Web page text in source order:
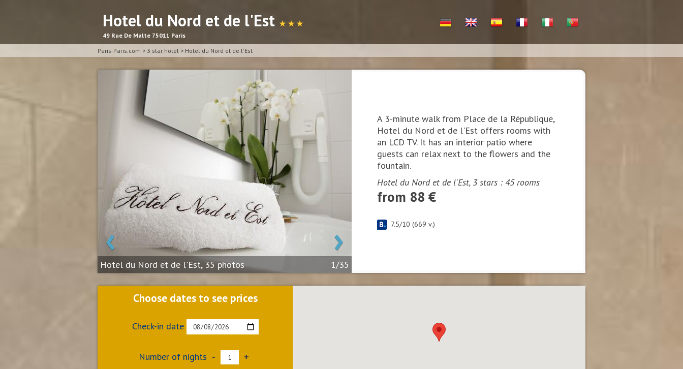
Hotel du Nord et de l'Est ★ ★ ★
49 Rue De Malte 75011 Paris
Paris-Paris.com > 3 star hotel > Hotel du Nord et de l'Est
‹ ›
Hotel du Nord et de l'Est, 35 photos 1/35
A 3-minute walk from Place de la République,
Hotel du Nord et de l'Est offers rooms with
an LCD TV. It has an interior patio where
guests can relax next to the flowers and the
fountain.
Hotel du Nord et de l'Est, 3 stars : 45 rooms
from 88 €
7.5/10 (669 v.)
Choose dates to see prices
Check-in date
Number of nights - +